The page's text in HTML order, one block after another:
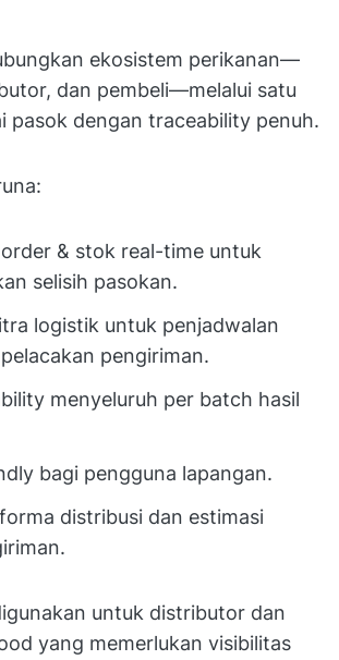
ekosistem perikanan—
dan pembeli—melalui satu
pasok dengan traceability penuh.
& stok real-time untuk
selisih pasokan.
logistik untuk penjadwalan
pengiriman.
menyeluruh per batch hasil
bagi pengguna lapangan.
distribusi dan estimasi
untuk distributor dan
yang memerlukan visibilitas